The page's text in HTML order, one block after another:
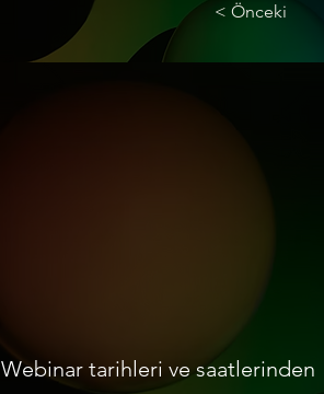
< Önceki
Webinar tarihleri ve saatlerinden